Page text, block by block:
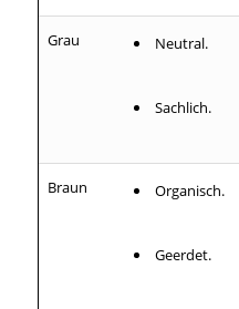
Grau Neutral.
Sachlich.
Braun Organisch.
Geerdet.